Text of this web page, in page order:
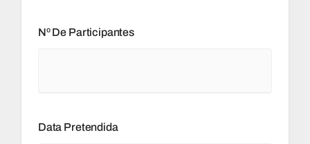
Nº De Participantes
Data Pretendida